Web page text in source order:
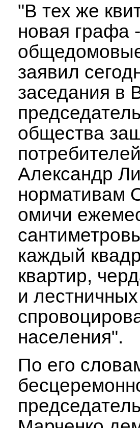
"В тех же
новая графа
заявил
заседания в
общества
Александр
нормативам
омичи
каждый
квартир,
и
населения".
По его